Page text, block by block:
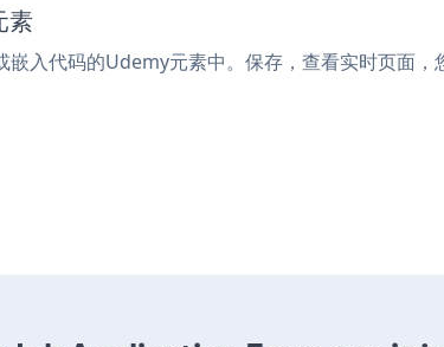
素
入代码的Udemy元素中。保存，查看实时页面，